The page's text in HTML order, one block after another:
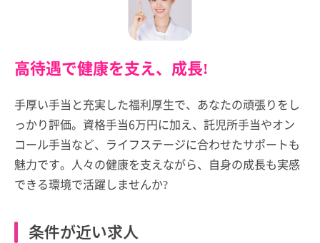
高待遇で健康を支え、成長!
手厚い手当と充実した福利厚生で、あなたの頑張りをし
っかり評価。資格手当6万円に加え、託児所手当やオン
コール手当など、ライフステージに合わせたサポートも
魅力です。人々の健康を支えながら、自身の成長も実感
できる環境で活躍しませんか?
条件が近い求人